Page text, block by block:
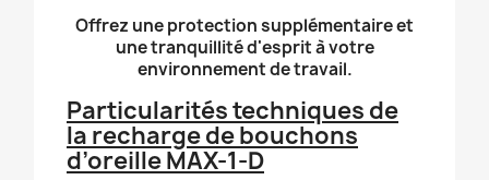
Offrez une protection supplémentaire et
une tranquillité d'esprit à votre
environnement de travail.
Particularités techniques de
la recharge de bouchons
d’oreille MAX-1-D